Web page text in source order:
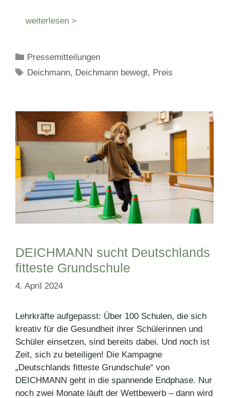
weiterlesen >
Kategorien
Pressemitteilungen
Schlagwörter
Deichmann, Deichmann bewegt, Preis
DEICHMANN sucht Deutschlands
fitteste Grundschule
4. April 2024
Lehrkräfte aufgepasst: Über 100 Schulen, die sich
kreativ für die Gesundheit ihrer Schülerinnen und
Schüler einsetzen, sind bereits dabei. Und noch ist
Zeit, sich zu beteiligen! Die Kampagne
„Deutschlands fitteste Grundschule“ von
DEICHMANN geht in die spannende Endphase. Nur
noch zwei Monate läuft der Wettbewerb – dann wird